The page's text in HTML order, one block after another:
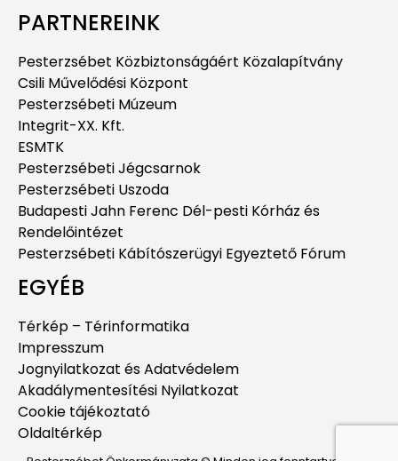
PARTNEREINK
Pesterzsébet Közbiztonságáért Közalapítvány
Csili Művelődési Központ
Pesterzsébeti Múzeum
Integrit-XX. Kft.
ESMTK
Pesterzsébeti Jégcsarnok
Pesterzsébeti Uszoda
Budapesti Jahn Ferenc Dél-pesti Kórház és
Rendelőintézet
Pesterzsébeti Kábítószerügyi Egyeztető Fórum
EGYÉB
Térkép – Térinformatika
Impresszum
Jognyilatkozat és Adatvédelem
Akadálymentesítési Nyilatkozat
Cookie tájékoztató
Oldaltérkép